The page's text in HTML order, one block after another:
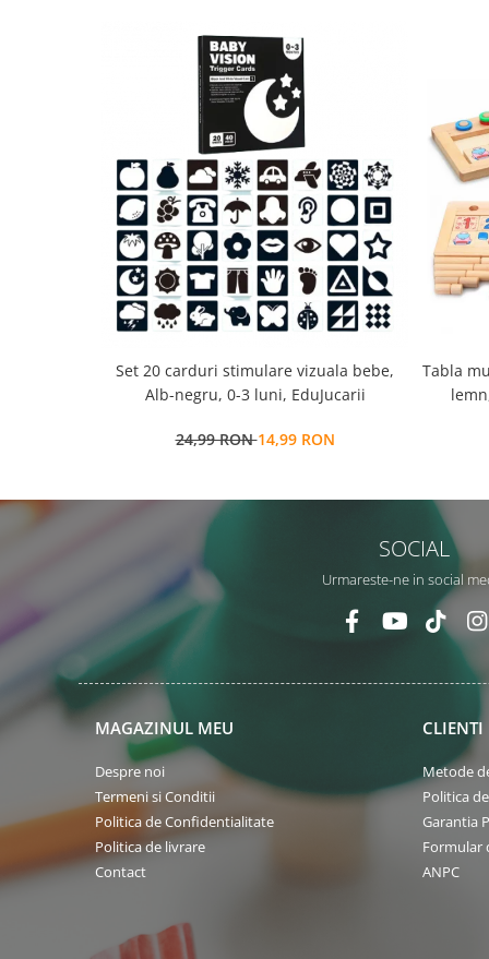
Set 20 carduri stimulare vizuala bebe,
Alb-negru, 0-3 luni, EduJucarii
24,99 RON14,99 RON
Tabla
SOCIAL
Urmareste-ne in social
MAGAZINUL MEU
Despre noi
Termeni si Conditii
Politica de Confidentialitate
Politica de livrare
Contact
CLIENTI
Metode
Politica
Garantia
Formular
ANPC